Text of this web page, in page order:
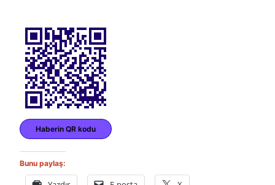
Haberin QR kodu
Bunu paylaş: